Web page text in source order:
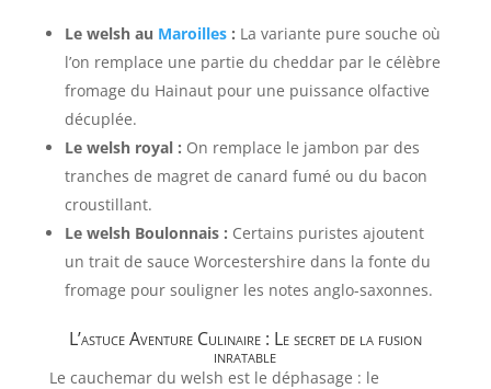
Le welsh au Maroilles: La variante pure souche où
l’on remplace une partie du cheddar par le célèbre
fromage du Hainaut pour une puissance olfactive
décuplée.
Le welsh royal : On remplace le jambon par des
tranches de magret de canard fumé ou du bacon
croustillant.
Le welsh Boulonnais : Certains puristes ajoutent
un trait de sauce Worcestershire dans la fonte du
fromage pour souligner les notes anglo-saxonnes.
L’astuce Aventure Culinaire : Le secret de la fusion
inratable
Le cauchemar du welsh est le déphasage : le